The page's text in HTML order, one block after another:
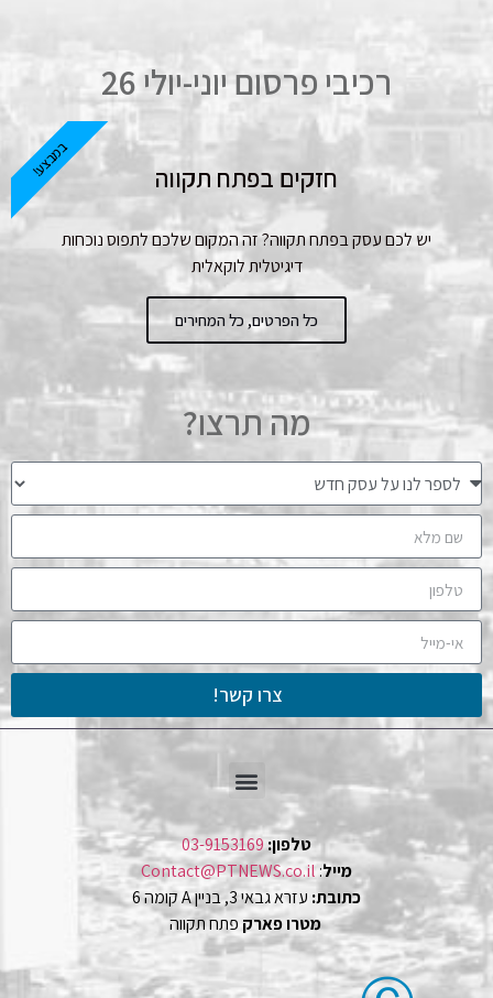
רכיבי פרסום יוני-יולי 26
חזקים בפתח תקווה
יש לכם עסק בפתח תקווה? זה המקום שלכם לתפוס נוכחות
דיגיטלית לוקאלית
כל הפרטים, כל המחירים
במבצע!
מה תרצו?
צרו קשר!
טלפון:03-9153169
מייל:
Contact@PTNEWS.co.il
כתובת: עזרא גבאי 3, בניין A קומה 6
מטרו פארק פתח תקווה